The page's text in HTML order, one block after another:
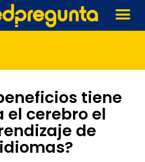
tiene
el cerebro el
de
idiomas?